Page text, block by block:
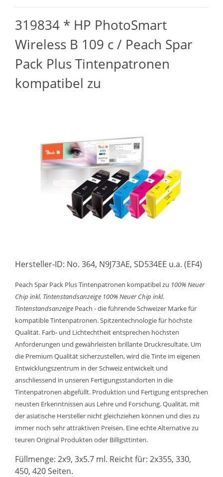
319834 * HP PhotoSmart
Wireless B 109 c / Peach Spar
Pack Plus Tintenpatronen
kompatibel zu
Hersteller-ID: No. 364, N9J73AE, SD534EE u.a. (EF4)
Peach Spar Pack Plus Tintenpatronen kompatibel zu 100% Neuer
Chip inkl. Tintenstandsanzeige 100% Neuer Chip inkl.
Tintenstandsanzeige Peach - die führende Schweizer Marke für
kompatible Tintenpatronen. Spitzentechnologie für höchste
Qualität. Farb- und Lichtechtheit entsprechen höchsten
Anforderungen und gewährleisten brillante Druckresultate. Um
die Premium Qualität sicherzustellen, wird die Tinte im eigenen
Entwicklungszentrum in der Schweiz entwickelt und
anschliessend in unseren Fertigungsstandorten in die
Tintenpatronen abgefüllt. Produktion und Fertigung entsprechen
neusten Erkenntnissen aus Lehre und Forschung. Qualität, mit
der asiatische Hersteller nicht gleichziehen können und dies zu
immer noch sehr attraktiven Preisen. Eine echte Alternative zu
teuren Original Produkten oder Billigsttinten.
Füllmenge: 2x9, 3x5.7 ml. Reicht für: 2x355, 330,
450, 420 Seiten.